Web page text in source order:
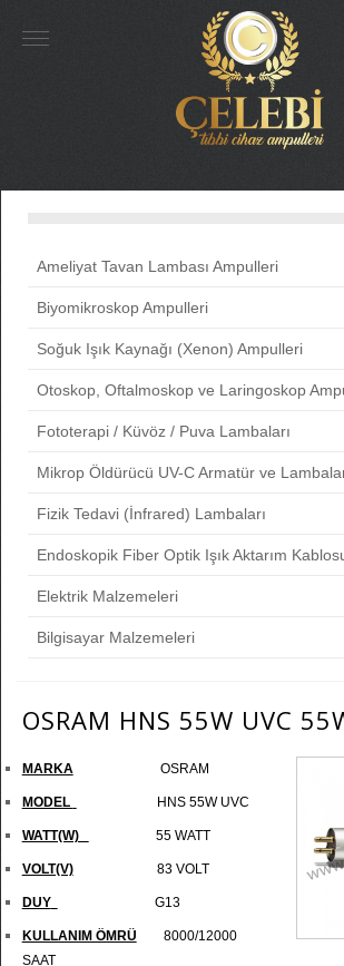
Ameliyat Tavan Lambası Ampulleri
Biyomikroskop Ampulleri
Soğuk Işık Kaynağı (Xenon) Ampulleri
Otoskop, Oftalmoskop ve Laringoskop
Fototerapi / Küvöz / Puva Lambaları
Mikrop Öldürücü UV-C Armatür ve
Fizik Tedavi (İnfrared) Lambaları
Endoskopik Fiber Optik Işık Aktarım
Elektrik Malzemeleri
Bilgisayar Malzemeleri
OSRAM HNS 55W UVC
MARKA OSRAM
MODEL HNS 55W UVC
WATT(W) 55 WATT
VOLT(V)83 VOLT
DUY G13
KULLANIM ÖMRÜ 8000/12000
SAAT